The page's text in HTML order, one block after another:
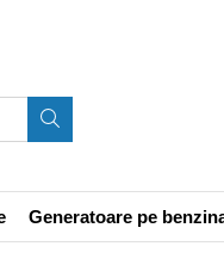
Generatoare pe